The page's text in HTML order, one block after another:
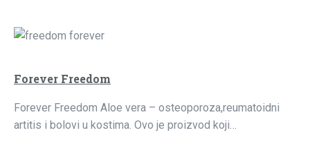
Forever Freedom
Forever Freedom Aloe vera – osteoporoza,reumatoidni
artitis i bolovi u kostima. Ovo je proizvod koji…